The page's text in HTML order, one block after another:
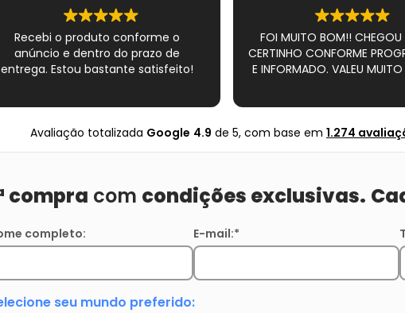
Recebi o produto conforme o
anúncio e dentro do prazo de
entrega. Estou bastante satisfeito!
FOI MUITO BOM!!
CERTINHO CONFORME
E INFORMADO. VALEU MUITO
Avaliação totalizada Google 4.9 de 5, com base em 1.274